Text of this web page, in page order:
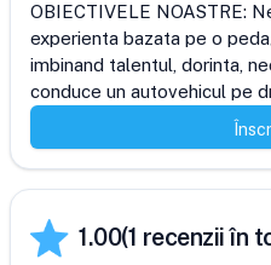
OBIECTIVELE NOASTRE:
experienta bazata pe o
imbinand talentul, dorinta,
conduce un autovehicul pe
1.00(1 recenzii în